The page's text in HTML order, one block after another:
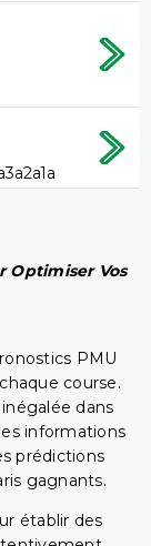
Optimiser Vos
PMU
course.
dans
informations
prédictions
gagnants.
établir des